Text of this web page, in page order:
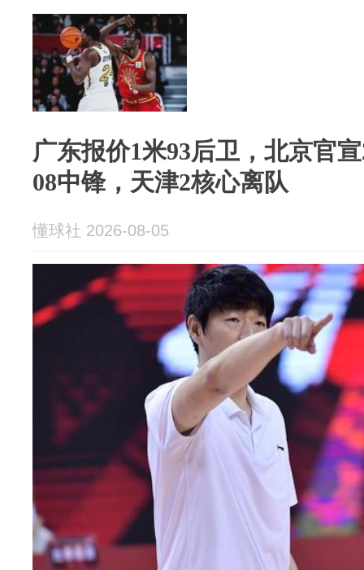
广东报价1米93后卫，北京官
08中锋，天津2核心离队
懂球社 2026-08-05